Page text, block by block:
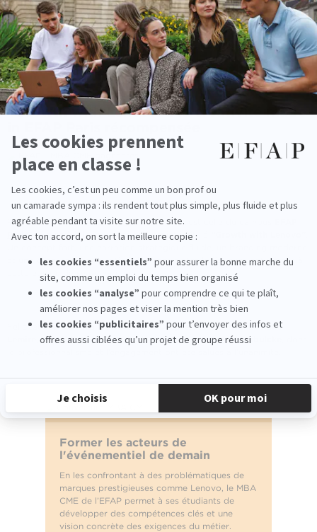
Disposé en alternance, leMBA Spécialisé CMEfavorise l’apprentissage
par l’expérience :mise en situation réelle,collaborations avec des
marques,participation à de grands événements… Une formation
professionnalisante qui répond aux attentes du secteur.
“Growth with Lenovo” : la créativité made
Parmi toutes les équipes en compétition, c’est celle du campus
Parisqui a séduit le jury avec son projet intitulé
et une excellente anticipation des contraintes logistiques ont permis à
cette équipe de se démarquer.
Félicitations àEmma Barboux,Lina Despres ,Inès Jouve, Doriane
,Mathilde Lopez,Mathilde ThibaultetLola Vandenbulcke
Former les acteurs de
l'événementiel de demain
En les confrontant à des problématiques de
marques prestigieuses comme Lenovo, le MBA
CME de l’EFAP permet à ses étudiants de
développer des compétences clés et une
vision concrète des exigences du métier.